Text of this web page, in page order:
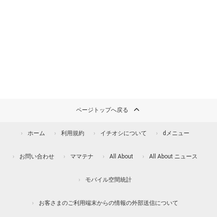
ページトップへ戻る
ホーム 利用規約 イチオシについて dメニュー
お問い合わせ ママテナ All About All About ニュース
モバイル空間統計
お客さまのご利用端末からの情報の外部送信について